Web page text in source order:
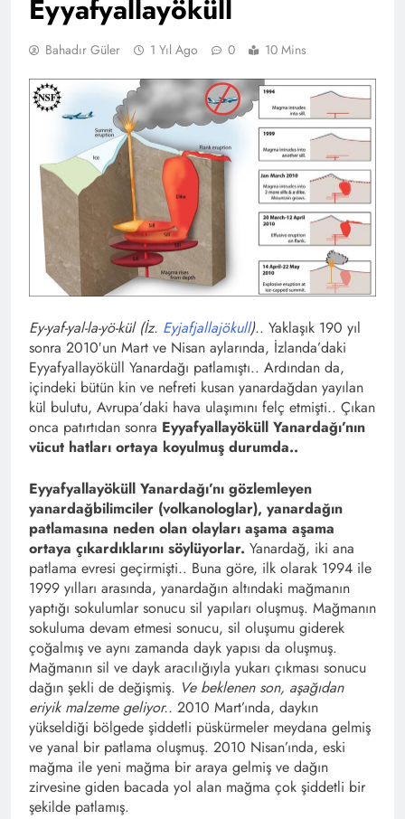
Eyyafyallayöküll
Bahadır Güler 1 Yıl Ago 0 10 Mins
Ey-yaf-yal-la-yö-kül (İz. Eyjafjallajökull).. Yaklaşık 190 yıl
sonra 2010′un Mart ve Nisan aylarında, İzlanda’daki
Eyyafyallayöküll Yanardağı patlamıştı.. Ardından da,
içindeki bütün kin ve nefreti kusan yanardağdan yayılan
kül bulutu, Avrupa’daki hava ulaşımını felç etmişti.. Çıkan
onca patırtıdan sonra Eyyafyallayöküll Yanardağı’nın
vücut hatları ortaya koyulmuş durumda..
Eyyafyallayöküll Yanardağı’nı gözlemleyen
yanardağbilimciler (volkanologlar), yanardağın
patlamasına neden olan olayları aşama aşama
ortaya çıkardıklarını söylüyorlar. Yanardağ, iki ana
patlama evresi geçirmişti.. Buna göre, ilk olarak 1994 ile
1999 yılları arasında, yanardağın altındaki mağmanın
yaptığı sokulumlar sonucu sil yapıları oluşmuş. Mağmanın
sokuluma devam etmesi sonucu, sil oluşumu giderek
çoğalmış ve aynı zamanda dayk yapısı da oluşmuş.
Mağmanın sil ve dayk aracılığıyla yukarı çıkması sonucu
dağın şekli de değişmiş. Ve beklenen son, aşağıdan
eriyik malzeme geliyor.. 2010 Mart’ında, daykın
yükseldiği bölgede şiddetli püskürmeler meydana gelmiş
ve yanal bir patlama oluşmuş. 2010 Nisan’ında, eski
mağma ile yeni mağma bir araya gelmiş ve dağın
zirvesine giden bacada yol alan mağma çok şiddetli bir
şekilde patlamış.